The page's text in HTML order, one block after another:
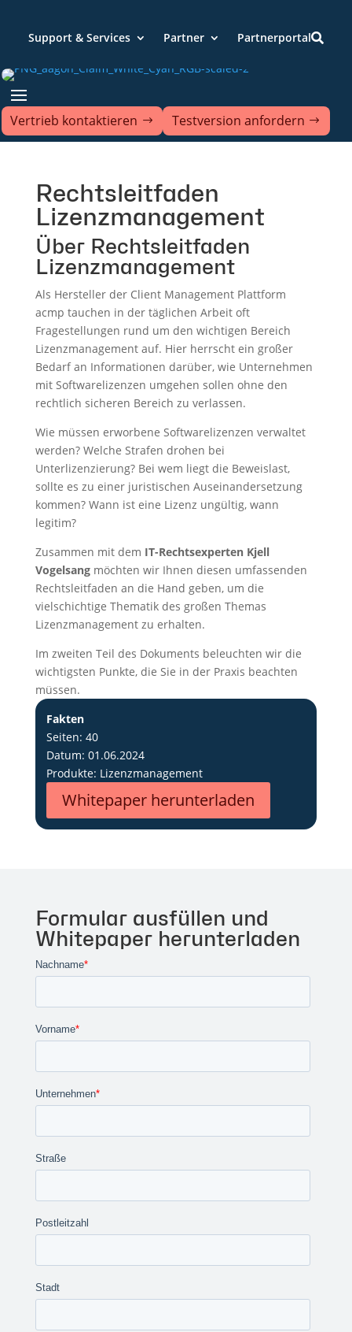
Support & Services Partner Partnerportal
Vertrieb kontaktieren Testversion anfordern
Rechtsleitfaden
Lizenzmanagement
Über Rechtsleitfaden
Lizenzmanagement
Als Hersteller der Client Management Plattform
acmp tauchen in der täglichen Arbeit oft
Fragestellungen rund um den wichtigen Bereich
Lizenzmanagement auf. Hier herrscht ein großer
Bedarf an Informationen darüber, wie Unternehmen
mit Softwarelizenzen umgehen sollen ohne den
rechtlich sicheren Bereich zu verlassen.
Wie müssen erworbene Softwarelizenzen verwaltet
werden? Welche Strafen drohen bei
Unterlizenzierung? Bei wem liegt die Beweislast,
sollte es zu einer juristischen Auseinandersetzung
kommen? Wann ist eine Lizenz ungültig, wann
legitim?
Zusammen mit dem IT-Rechtsexperten Kjell
Vogelsangmöchten wir Ihnen diesen umfassenden
Rechtsleitfaden an die Hand geben, um die
vielschichtige Thematik des großen Themas
Lizenzmanagement zu erhalten.
Im zweiten Teil des Dokuments beleuchten wir die
wichtigsten Punkte, die Sie in der Praxis beachten
müssen.
Fakten
Seiten: 40
Datum: 01.06.2024
Produkte: Lizenzmanagement
Whitepaper herunterladen
Formular ausfüllen und
Whitepaper herunterladen